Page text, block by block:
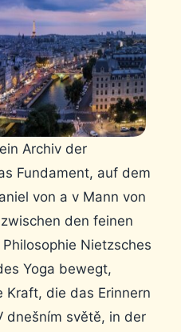
Archiv der
Fundament, auf dem
von a v Mann von
den feinen
Nietzsches
Yoga bewegt,
Kraft, die das Erinnern
dnešním světě, in der